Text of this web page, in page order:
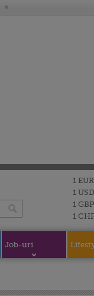
1 EUR
1 USD
1 GBP
1 CHF
Job-uri